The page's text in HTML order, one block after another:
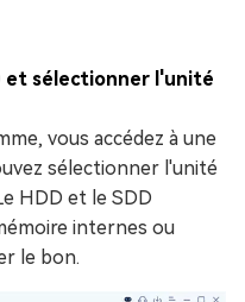
et sélectionner l'unité
vous accédez à une
sélectionner l'unité
HDD et le SDD
internes ou
le bon.